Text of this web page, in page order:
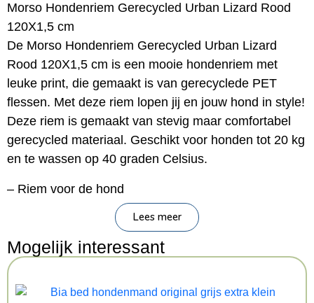
Morso Hondenriem Gerecycled Urban Lizard Rood
120X1,5 cm
De Morso Hondenriem Gerecycled Urban Lizard
Rood 120X1,5 cm is een mooie hondenriem met
leuke print, die gemaakt is van gerecyclede PET
flessen. Met deze riem lopen jij en jouw hond in style!
Deze riem is gemaakt van stevig maar comfortabel
gerecycled materiaal. Geschikt voor honden tot 20 kg
en te wassen op 40 graden Celsius.
– Riem voor de hond
– Van gerecyclede PET flessen
– Te wassen op 40 graden Celsius
– Geschikt voor honden tot 20 kg
Afmeting: 120X1,5 cm
Kenmerken: 120×1.5 cm 6-20 KG
Lees meer
Mogelijk interessant